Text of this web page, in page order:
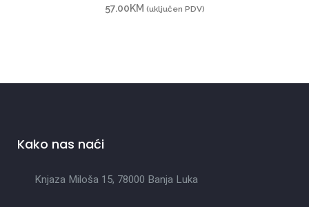
57.00KM (uključen PDV)
Kako nas naći
Knjaza Miloša 15, 78000 Banja Luka